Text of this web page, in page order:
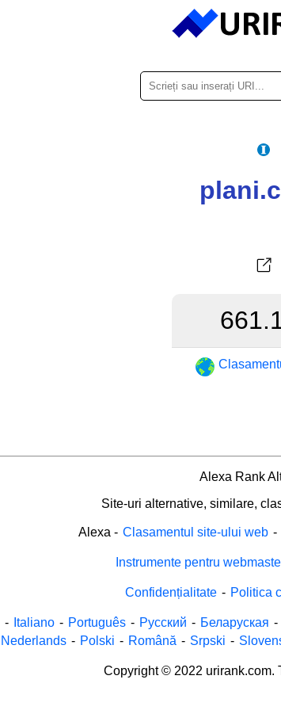
Alexa Rank
Site-uri alternative, similare,
Alexa - Clasamentul site-ului web -
Instrumente pentru
Confidențialitate - Politica
- Italiano - Português - Русский - Беларуская -
Nederlands - Polski - Română - Srpski -
Copyright © 2022 urirank.com.